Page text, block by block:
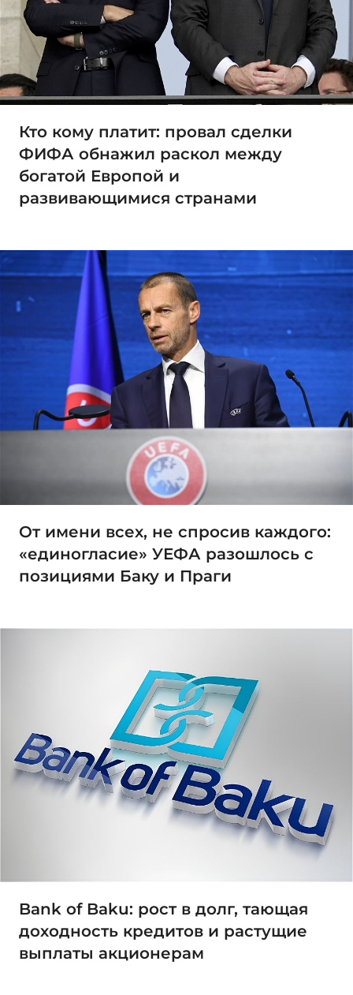
Кто кому платит: провал сделки
ФИФА обнажил раскол между
богатой Европой и
развивающимися странами
От имени всех, не спросив каждого:
«единогласие» УЕФА разошлось с
позициями Баку и Праги
Bank of Baku: рост в долг, тающая
доходность кредитов и растущие
выплаты акционерам